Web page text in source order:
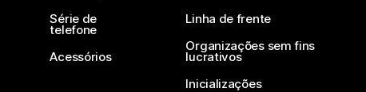
Série de
telefone
Acessórios
Linha de frente
Organizações sem fins
lucrativos
Inicializações